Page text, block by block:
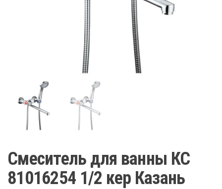
Смеситель для ванны КС
81016254 1/2 кер Казань